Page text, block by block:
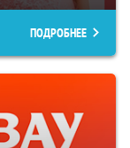
ПОДРОБНЕЕ